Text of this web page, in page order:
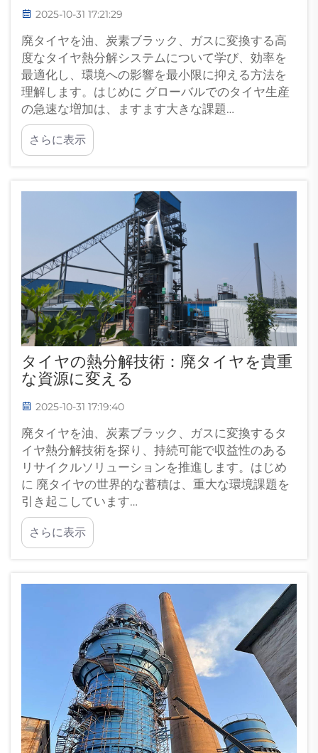
2025-10-31 17:21:29
廃タイヤを油、炭素ブラック、ガスに変換する高
度なタイヤ熱分解システムについて学び、効率を
最適化し、環境への影響を最小限に抑える方法を
理解します。はじめに グローバルでのタイヤ生産
の急速な増加は、ますます大きな課題…
さらに表示
タイヤの熱分解技術：廃タイヤを貴重
な資源に変える
2025-10-31 17:19:40
廃タイヤを油、炭素ブラック、ガスに変換するタ
イヤ熱分解技術を探り、持続可能で収益性のある
リサイクルソリューションを推進します。はじめ
に 廃タイヤの世界的な蓄積は、重大な環境課題を
引き起こしています…
さらに表示